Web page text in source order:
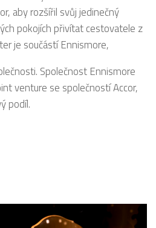
aby rozšířil svůj jedinečný
pokojích přivítat cestovatele z
je součástí Ennismore,
Společnost Ennismore
venture se společností Accor,
podíl.